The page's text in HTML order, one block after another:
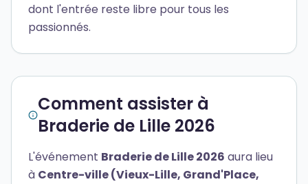
dont l'entrée reste libre pour tous les
passionnés.
Comment assister à
Braderie de Lille 2026
L'événement Braderie de Lille 2026 aura lieu
à Centre-ville (Vieux-Lille, Grand'Place,